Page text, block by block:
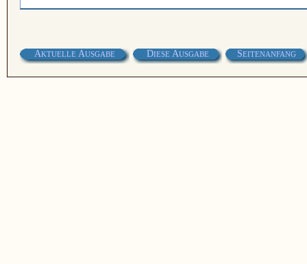
AKTUELLE AUSGABE DIESE AUSGABE SEITENANFANG